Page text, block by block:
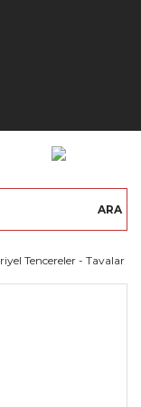
ARA
Tencereler - Tavalar -